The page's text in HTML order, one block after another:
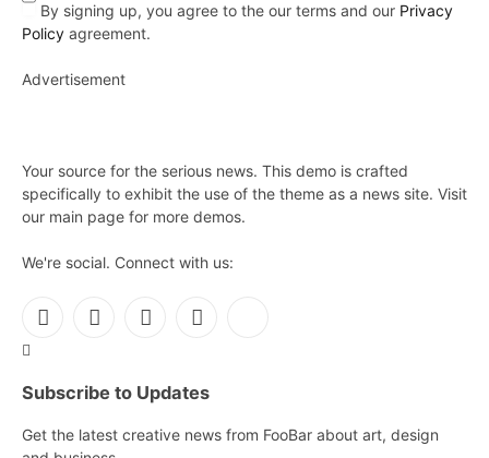
By signing up, you agree to the our terms and our Privacy
Policy agreement.
Advertisement
Your source for the serious news. This demo is crafted
specifically to exhibit the use of the theme as a news site. Visit
our main page for more demos.
We're social. Connect with us:
Facebook
X
InstagramPinterest
Subscribe to Updates
Get the latest creative news from FooBar about art, design